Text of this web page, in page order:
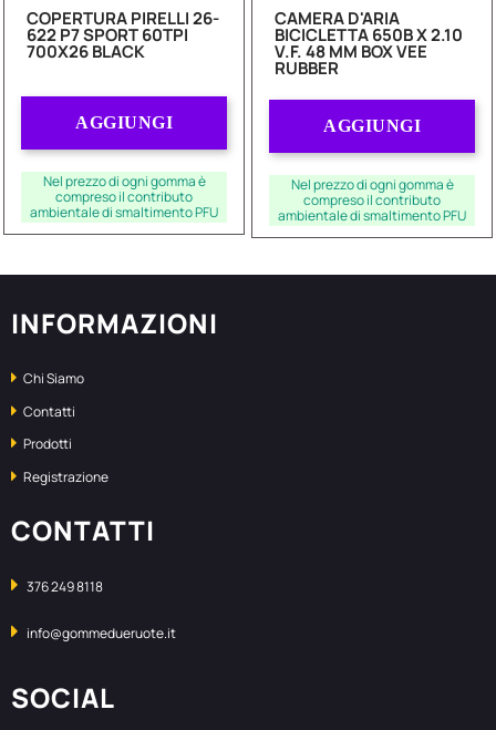
COPERTURA PIRELLI 26-
622 P7 SPORT 60TPI
700X26 BLACK
AGGIUNGI
Nel prezzo di ogni gomma è
compreso il contributo
ambientale di smaltimento PFU
CAMERA D'ARIA
BICICLETTA 650B X 2.10
V.F. 48 MM BOX VEE
RUBBER
AGGIUNGI
Nel prezzo di ogni gomma è
compreso il contributo
ambientale di smaltimento PFU
INFORMAZIONI
Chi Siamo
Contatti
Prodotti
Registrazione
CONTATTI
376 249 8118
info@gommedueruote.it
SOCIAL